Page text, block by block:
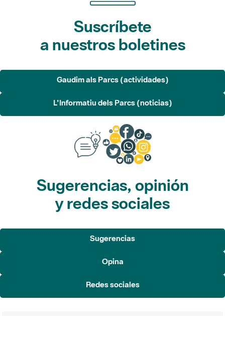
Suscríbete
a nuestros boletines
Gaudim als Parcs (actividades)
L'Informatiu dels Parcs (noticias)
Sugerencias, opinión
y redes sociales
Sugerencias
Opina
Redes sociales